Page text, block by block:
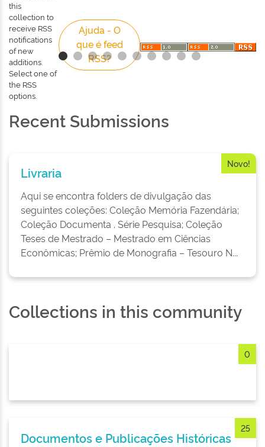
this
collection to
receive RSS
notifications
of new
additions.
Select one of
the RSS
options.
Ajuda - O
que é feed
RSS?
Recent Submissions
Novo!
Livraria
Aqui se encontra folders de divulgação das
seguintes coleções: Coleção Memória Fazendária;
Coleção Documenta . Série Pesquisa; Coleção
Teses de Mestrado – Mestrado em Ciências
Econômicas; Prêmio de Monografia – Tesouro N...
Collections in this community
0
25
Documentos e Publicações Históricas